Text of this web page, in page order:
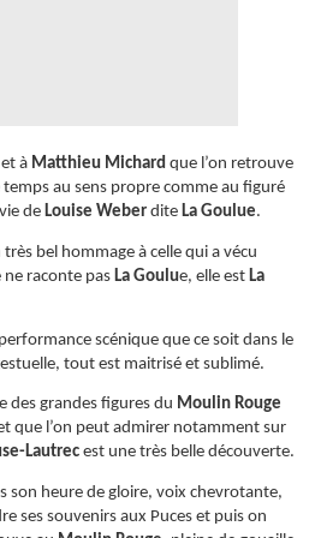
et à Matthieu Michard que l’on retrouve
au sens propre comme au figuré
de Louise Weber dite La Goulue.
bel hommage à celle qui a vécu
ne raconte pas La Goulue, elle est La
scénique que ce soit dans le
tout est maitrisé et sublimé.
des grandes figures du Moulin Rouge
que l’on peut admirer notamment sur
Lautrec est une très belle découverte.
son heure de gloire, voix chevrotante,
ses souvenirs aux Puces et puis on